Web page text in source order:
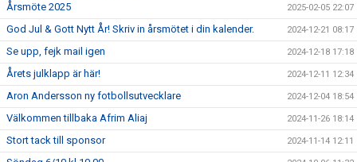
Årsmöte 2025 2025-02-05 22:07
God Jul & Gott Nytt År! Skriv in årsmötet i din kalender. 2024-12-21 08:17
Se upp, fejk mail igen 2024-12-18 17:18
Årets julklapp är här! 2024-12-11 12:34
Aron Andersson ny fotbollsutvecklare 2024-12-04 18:54
Välkommen tillbaka Afrim Aliaj 2024-11-26 18:14
Stort tack till sponsor 2024-11-14 12:11